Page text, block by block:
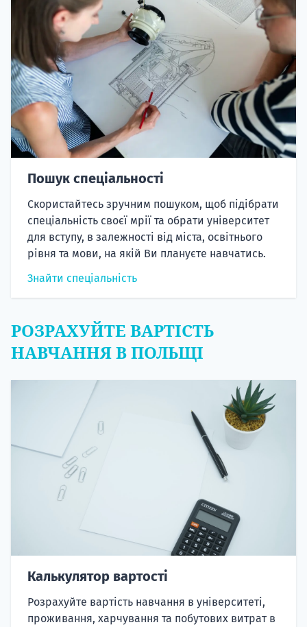
Пошук спеціальності
Скористайтесь зручним пошуком, щоб підібрати
спеціальність своєї мрії та обрати університет
для вступу, в залежності від міста, освітнього
рівня та мови, на якій Ви плануєте навчатись.
Знайти спеціальність
РОЗРАХУЙТЕ ВАРТІСТЬ
НАВЧАННЯ В ПОЛЬЩІ
Калькулятор вартості
Розрахуйте вартість навчання в університеті,
проживання, харчування та побутових витрат в